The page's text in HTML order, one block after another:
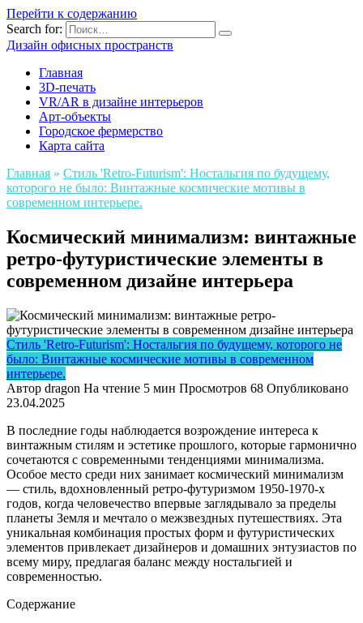
Перейти к содержанию
Search for:
Дизайн офисных пространств
Главная
3D-печать
VR/AR в дизайне интерьеров
Арт-объекты
Городское фермерство
Карта сайта
Главная » Стиль 'Retro-Futurism': Ностальгия по будущему,
которого не было: Винтажные космические мотивы в
современном интерьере.
Космический минимализм: винтажные
ретро-футуристические элементы в
современном дизайне интерьера
Стиль 'Retro-Futurism': Ностальгия по будущему, которого не
было: Винтажные космические мотивы в современном
интерьере.
Автор dragon На чтение 5 мин Просмотров 68 Опубликовано
23.04.2025
В последние годы наблюдается возрождение интереса к
винтажным стилям и эстетике прошлого, которые гармонично
сочетаются с современными тенденциями минимализма.
Особое место среди них занимает космический минимализм
— стиль, вдохновленный ретро-футуризмом 1950-1970-х
годов, когда человечество впервые заглядывало за пределы
планеты Земля и мечтало о межзвездных путешествиях. Эта
уникальная комбинация простых форм и футуристических
элементов привлекает дизайнеров и домашних энтузиастов по
всему миру, предлагая баланс между ностальгией и
современностью.
Содержание